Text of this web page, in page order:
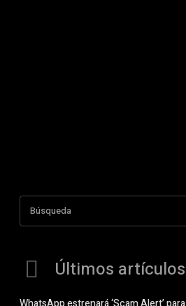
Búsqueda
Últimos artículos